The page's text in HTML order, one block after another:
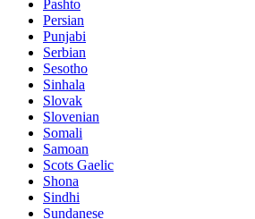
Pashto
Persian
Punjabi
Serbian
Sesotho
Sinhala
Slovak
Slovenian
Somali
Samoan
Scots Gaelic
Shona
Sindhi
Sundanese